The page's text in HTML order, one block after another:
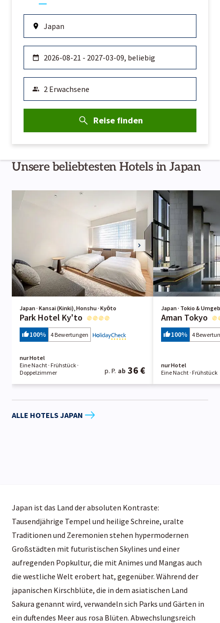
Reise finden
Unsere beliebtesten Hotels in Japan
Japan · Kansai (Kinki), Honshu · Kyōto
Park Hotel Ky'to
100% 4 Bewertungen
nur Hotel
Eine Nacht · Frühstück ·
Doppelzimmer
p. P. ab 36 €
Japan · Tokio &
Aman Tokyo
100% 4
nur Hotel
Eine Nacht · Frühstück
ALLE HOTELS JAPAN
Japan ist das Land der absoluten Kontraste:
Tausendjährige Tempel und heilige Schreine, uralte
Traditionen und Zeremonien stehen hypermodernen
Großstädten mit futuristischen Skylines und einer
aufregenden Popkultur, die mit Animes und Mangas auch
die westliche Welt erobert hat, gegenüber. Während der
japanischen Kirschblüte, die in dem asiatischen Land
Sakura genannt wird, verwandeln sich Parks und Gärten in
ein duftendes Meer aus rosa Blüten. Abwechslungsreich